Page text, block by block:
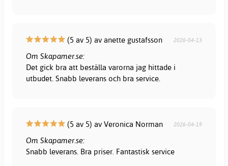
(5 av 5) av anette gustafsson 2026-04-13
Om Skapamer.se:
Det gick bra att beställa varorna jag hittade i
utbudet. Snabb leverans och bra service.
(5 av 5) av Veronica Norman 2026-04-19
Om Skapamer.se:
Snabb leverans. Bra priser. Fantastisk service